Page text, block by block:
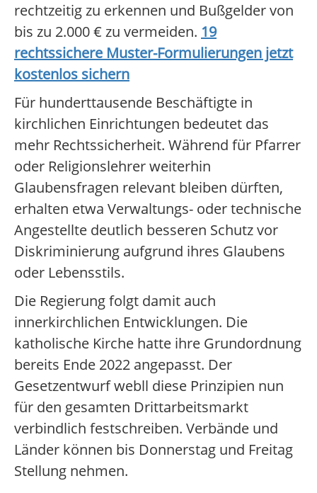
rechtzeitig zu erkennen und Bußgelder von
bis zu 2.000 € zu vermeiden. 19
rechtssichere Muster-Formulierungen jetzt
kostenlos sichern
Für hunderttausende Beschäftigte in
kirchlichen Einrichtungen bedeutet das
mehr Rechtssicherheit. Während für Pfarrer
oder Religionslehrer weiterhin
Glaubensfragen relevant bleiben dürften,
erhalten etwa Verwaltungs- oder technische
Angestellte deutlich besseren Schutz vor
Diskriminierung aufgrund ihres Glaubens
oder Lebensstils.
Die Regierung folgt damit auch
innerkirchlichen Entwicklungen. Die
katholische Kirche hatte ihre Grundordnung
bereits Ende 2022 angepasst. Der
Gesetzentwurf webll diese Prinzipien nun
für den gesamten Drittarbeitsmarkt
verbindlich festschreiben. Verbände und
Länder können bis Donnerstag und Freitag
Stellung nehmen.